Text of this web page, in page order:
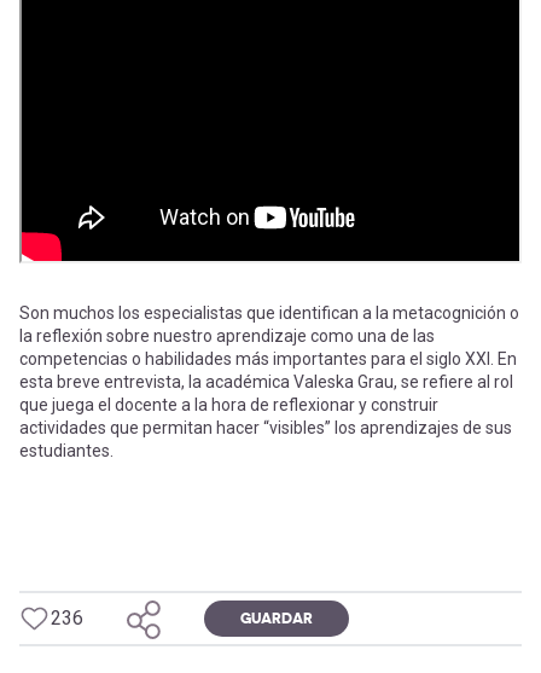
entrar
a
mi
cuenta
Son muchos los especialistas que identifican a la metacognición o
la reflexión sobre nuestro aprendizaje como una de las
competencias o habilidades más importantes para el siglo XXI. En
esta breve entrevista, la académica Valeska Grau, se refiere al rol
que juega el docente a la hora de reflexionar y construir
actividades que permitan hacer “visibles” los aprendizajes de sus
estudiantes.
236 GUARDAR